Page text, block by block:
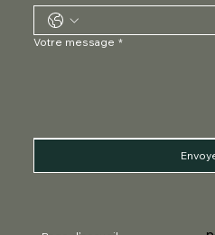
Votre message *